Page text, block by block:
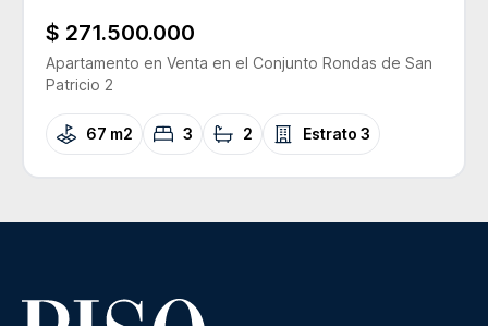
$ 271.500.000
Apartamento en Venta en el Conjunto Rondas de San
Patricio 2
67 m2 3 2 Estrato 3